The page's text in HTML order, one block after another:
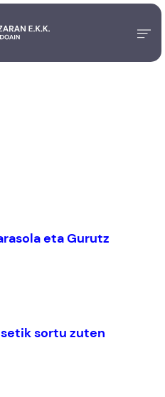
eta Gurutz
sortu zuten